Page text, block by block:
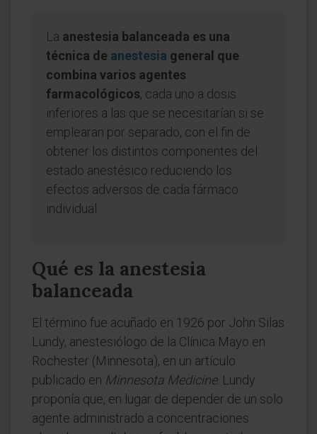
La anestesia balanceada es una
técnica de anestesia general que
combina varios agentes
farmacológicos, cada uno a dosis
inferiores a las que se necesitarían si se
emplearan por separado, con el fin de
obtener los distintos componentes del
estado anestésico reduciendo los
efectos adversos de cada fármaco
individual.
Qué es la anestesia
balanceada
El término fue acuñado en 1926 por John Silas
Lundy, anestesiólogo de la Clínica Mayo en
Rochester (Minnesota), en un artículo
publicado en Minnesota Medicine. Lundy
proponía que, en lugar de depender de un solo
agente administrado a concentraciones